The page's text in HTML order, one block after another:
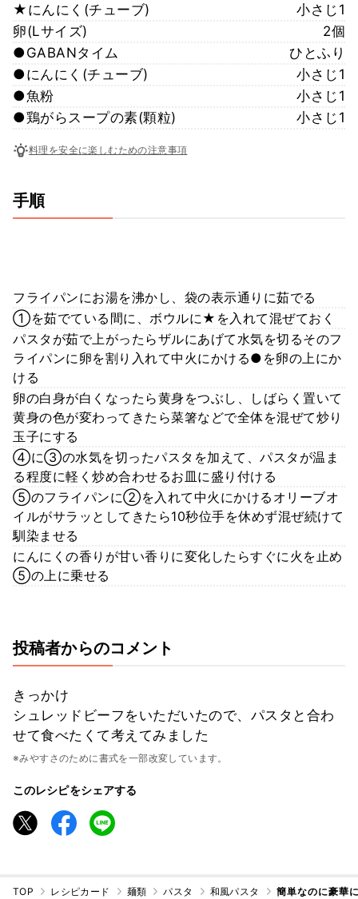
★にんにく(チューブ)
小さじ1
卵(Lサイズ)
2個
●GABANタイム
ひとふり
●にんにく(チューブ)
小さじ1
●魚粉
小さじ1
●鶏がらスープの素(顆粒)
小さじ1
料理を安全に楽しむための注意事項
手順
フライパンにお湯を沸かし、袋の表示通りに茹でる
①を茹でている間に、ボウルに★を入れて混ぜておく
パスタが茹で上がったらザルにあげて水気を切るそのフ
ライパンに卵を割り入れて中火にかける●を卵の上にか
ける
卵の白身が白くなったら黄身をつぶし、しばらく置いて
黄身の色が変わってきたら菜箸などで全体を混ぜて炒り
玉子にする
④に③の水気を切ったパスタを加えて、パスタが温ま
る程度に軽く炒め合わせるお皿に盛り付ける
⑤のフライパンに②を入れて中火にかけるオリーブオ
イルがサラッとしてきたら10秒位手を休めず混ぜ続けて
馴染ませる
にんにくの香りが甘い香りに変化したらすぐに火を止め
⑤の上に乗せる
投稿者からのコメント
きっかけ
シュレッドビーフをいただいたので、パスタと合わ
せて食べたくて考えてみました
※みやすさのために書式を一部改変しています。
このレシピをシェアする
TOP レシピカード 麺類 パスタ 和風パスタ 簡単なのに豪華